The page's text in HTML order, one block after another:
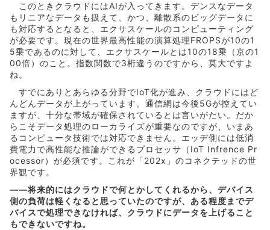
このときクラウドにはAIが入ってきます。デンスなデータ
もリニアなデータも扱えて、かつ、離散系のビッグデータに
も対応するとなると、エクサスケールのコンピューティング
が必要です。現在の世界最高性能の演算処理FROPSが10の1
5乗であるのに対して、エクサスケールとは10の18乗（京の1
00倍）のこと。指数関数で3桁違うのですから、莫大ですよ
ね。
すでにありとあらゆる分野でIoT化が進み、クラウドにはど
んどんデータが上がっています。通信網は今後5Gが控えてい
ますが、十分な帯域が確保されているとは言いがたい。だか
らこそデータ処理のローカライズが重要なのですが、いまあ
るコンピュータ技術では対応できません。エッヂ側には低消
費電力で高性能な推論ができるプロセッサ（IoT Infrence Pr
ocessor）が必須です。これが「202x」のコネクテッドの世
界観です。
――将来的にはクラウドで何とかしてくれるから、デバイス
側の負荷は軽くなると思っていたのですが、ある程度までデ
バイスで処理できなければ、クラウドにデータを上げること
もできないですね。